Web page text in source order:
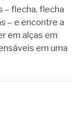
– flecha, flecha
– e encontre a
em alças em
em uma